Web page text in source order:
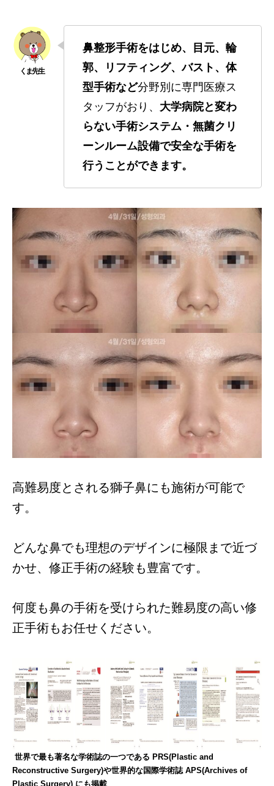
鼻整形手術をはじめ、目元、輪
郭、リフティング、バスト、体
型手術など分野別に専門医療ス
タッフがおり、 大学病院と変わ
らない手術システム・無菌クリ
ーンルーム設備で安全な手術を
行うことができます。
高難易度とされる獅子鼻にも施術が可能で
す。
どんな鼻でも理想のデザインに極限まで近づ
かせ、修正手術の経験も豊富です。
何度も鼻の手術を受けられた難易度の高い修
正手術もお任せください。
世界で最も著名な学術誌の一つである PRS(Plastic and
Reconstructive Surgery)や世界的な国際学術誌 APS(Archives of
Plastic Surgery) にも掲載